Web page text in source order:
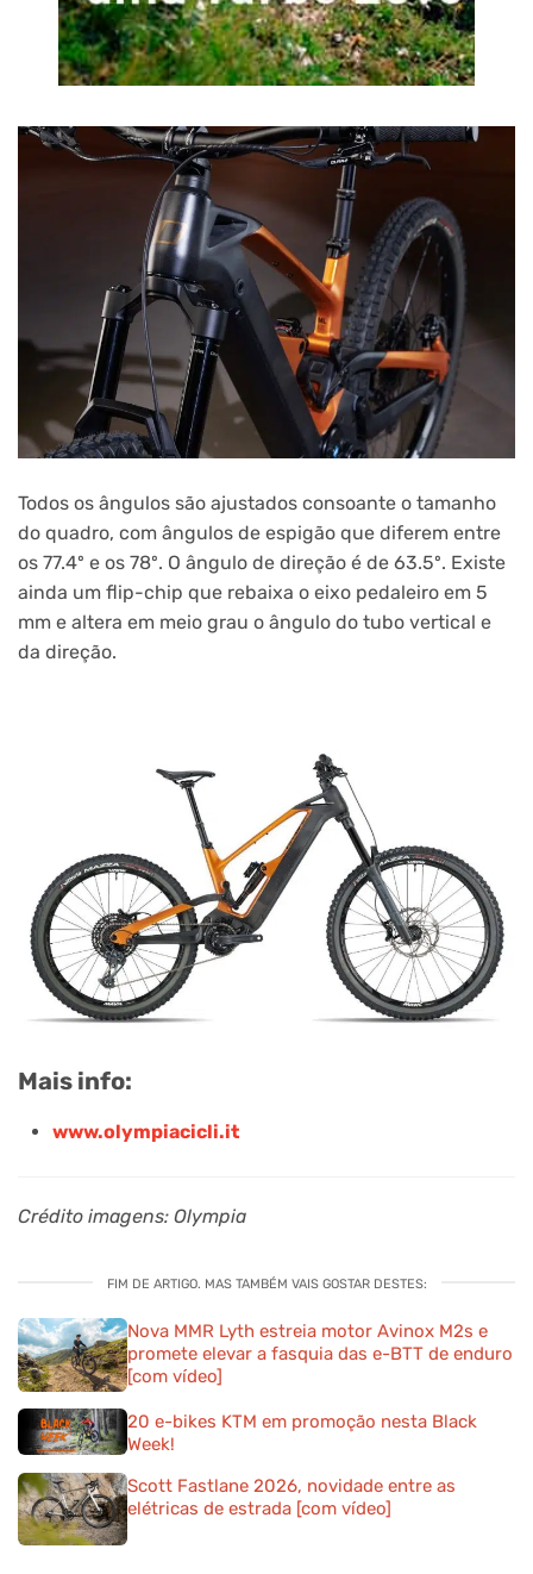
Todos os ângulos são ajustados consoante o tamanho
do quadro, com ângulos de espigão que diferem entre
os 77.4º e os 78º. O ângulo de direção é de 63.5º. Existe
ainda um flip-chip que rebaixa o eixo pedaleiro em 5
mm e altera em meio grau o ângulo do tubo vertical e
da direção.
Mais info:
www.olympiacicli.it
Crédito imagens: Olympia
FIM DE ARTIGO. MAS TAMBÉM VAIS GOSTAR DESTES:
Nova MMR Lyth estreia motor Avinox M2s e
promete elevar a fasquia das e-BTT de enduro
[com vídeo]
20 e-bikes KTM em promoção nesta Black
Week!
Scott Fastlane 2026, novidade entre as
elétricas de estrada [com vídeo]